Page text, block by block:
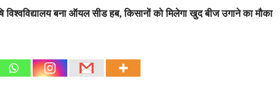
विश्वविद्यालय बना ऑयल सीड हब, किसानों को मिलेगा खुद बीज उगाने का मौका